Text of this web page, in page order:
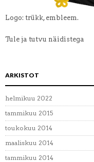
Logo: trükk, embleem.
Tule ja tutvu näidistega
ARKISTOT
helmikuu 2022
tammikuu 2015
toukokuu 2014
maaliskuu 2014
tammikuu 2014